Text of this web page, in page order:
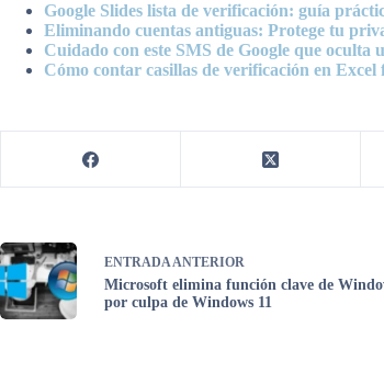
Google Slides lista de verificación: guía
Eliminando cuentas antiguas: Protege tu
Cuidado con este SMS de Google que oculta
Cómo contar casillas de verificación en Excel
ENTRADA ANTERIOR
Microsoft elimina función clave de
por culpa de Windows 11